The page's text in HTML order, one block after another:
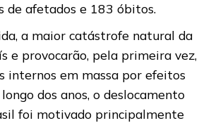
de afetados e 183 óbitos.
a maior catástrofe natural da
e provocarão, pela primeira vez,
internos em massa por efeitos
dos anos, o deslocamento
foi motivado principalmente